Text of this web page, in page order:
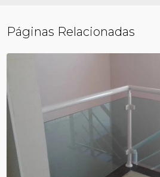
Páginas Relacionadas